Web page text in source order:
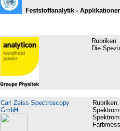
Feststoffanalytik -
Rubriken:
Die
Carl Zeiss Spectroscopy
GmbH